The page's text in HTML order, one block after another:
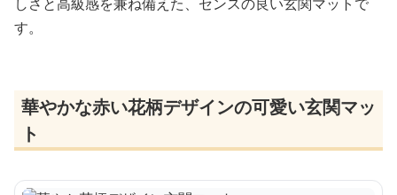
す。
華やかな赤い花柄デザインの可愛い玄関マッ
ト